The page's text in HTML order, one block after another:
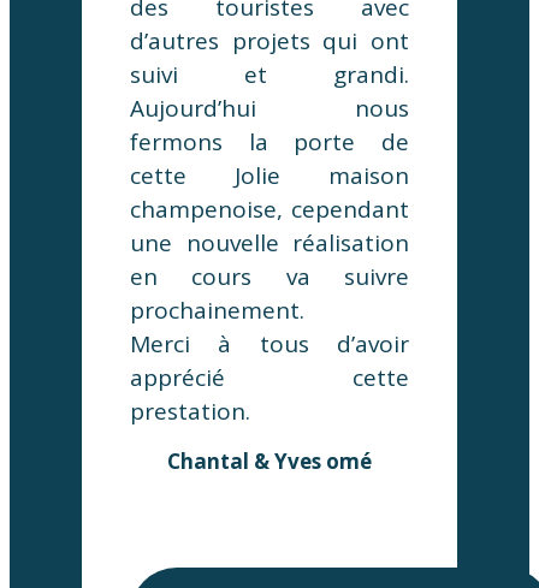
des touristes avec
d’autres projets qui ont
suivi et grandi.
Aujourd’hui nous
fermons la porte de
cette Jolie maison
champenoise, cependant
une nouvelle réalisation
en cours va suivre
prochainement.
Merci à tous d’avoir
apprécié cette
prestation.
Chantal & Yves omé